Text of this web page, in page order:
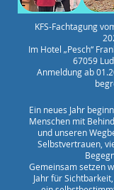
KFS-Fachtagung
Im Hotel „Pesch“
67059
Anmeldung ab
Ein neues Jahr
Menschen mit
und unseren
Selbstvertrauen,
Gemeinsam setzen
Jahr für